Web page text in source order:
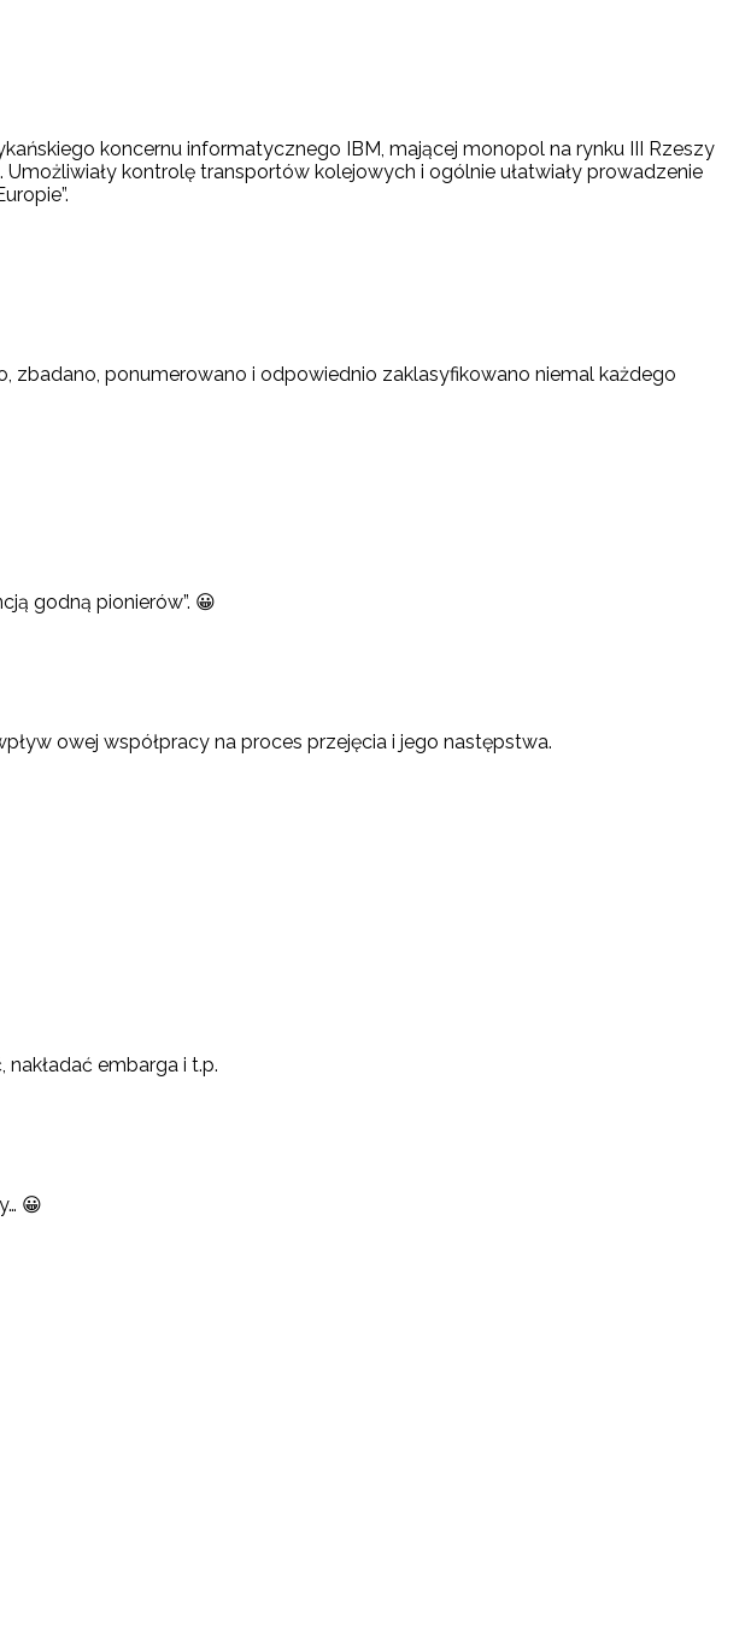
koncernu informatycznego IBM, mającej monopol na rynku III Rzeszy
kontrolę transportów kolejowych i ogólnie ułatwiały prowadzenie
zbadano, ponumerowano i odpowiednio zaklasyfikowano niemal każdego
godną pionierów”. 😀
owej współpracy na proces przejęcia i jego następstwa.
embarga i t.p.
😀